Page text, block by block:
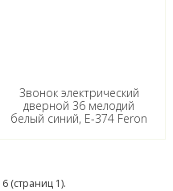
Звонок электрический
дверной 36 мелодий
белый синий, E-374 Feron
(страниц 1).